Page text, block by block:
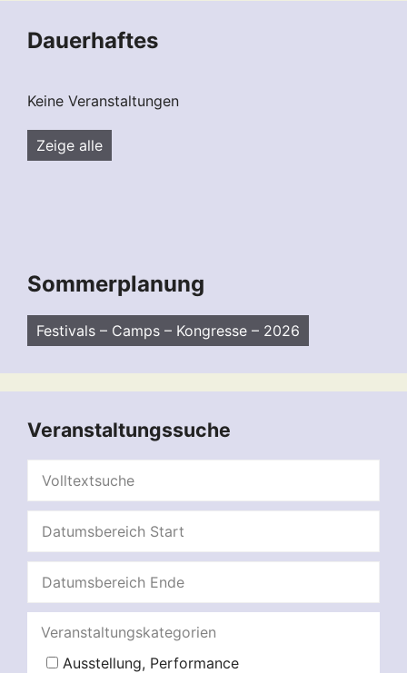
Dauerhaftes
Keine Veranstaltungen
Zeige alle
Sommerplanung
Festivals – Camps – Kongresse – 2026
Veranstaltungssuche
Veranstaltungskategorien
Ausstellung, Performance